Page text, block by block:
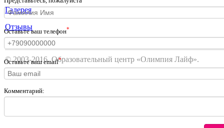
Галерея
Отзывы
© 2003-2016. Образовательный центр «Олимпия Лайф».
Оставьте ваш телефон*
Оставьте ваш email*
Комментарий: